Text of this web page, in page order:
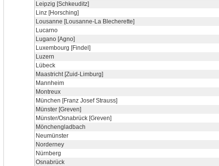
Leipzig [Schkeuditz]
Linz [Horsching]
Lousanne [Lousanne-La Blecherette]
Lucarno
Lugano [Agno]
Luxembourg [Findel]
Luzern
Lübeck
Maastricht [Zuid-Limburg]
Mannheim
Montreux
München [Franz Josef Strauss]
Münster [Greven]
Münster/Osnabrück [Greven]
Mönchengladbach
Neumünster
Norderney
Nürnberg
Osnabrück